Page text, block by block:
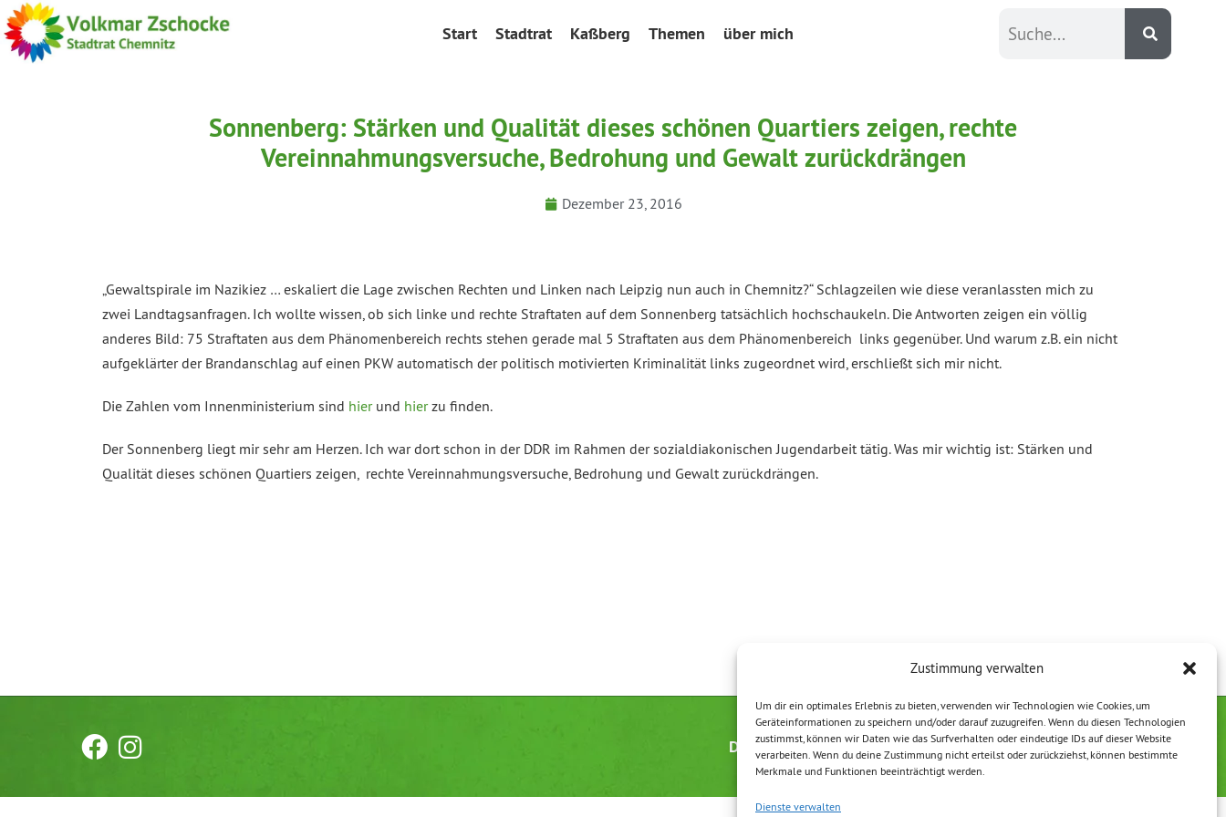
Zustimmung verwalten
Um dir ein optimales Erlebnis zu bieten, verwenden wir Technologien wie Cookies, um
Geräteinformationen zu speichern und/oder darauf zuzugreifen. Wenn du diesen Technologien
zustimmst, können wir Daten wie das Surfverhalten oder eindeutige IDs auf dieser Website
verarbeiten. Wenn du deine Zustimmung nicht erteilst oder zurückziehst, können bestimmte
Merkmale und Funktionen beeinträchtigt werden.
Dienste verwalten
Start Stadtrat Kaßberg Themen über mich
Sonnenberg: Stärken und Qualität dieses schönen Quartiers zeigen, rechte
Vereinnahmungsversuche, Bedrohung und Gewalt zurückdrängen
Dezember 23, 2016
„Gewaltspirale im Nazikiez … eskaliert die Lage zwischen Rechten und Linken nach Leipzig nun auch in Chemnitz?“ Schlagzeilen wie diese veranlassten mich zu
zwei Landtagsanfragen. Ich wollte wissen, ob sich linke und rechte Straftaten auf dem Sonnenberg tatsächlich hochschaukeln. Die Antworten zeigen ein völlig
anderes Bild: 75 Straftaten aus dem Phänomenbereich rechts stehen gerade mal 5 Straftaten aus dem Phänomenbereich links gegenüber. Und warum z.B. ein nicht
aufgeklärter der Brandanschlag auf einen PKW automatisch der politisch motivierten Kriminalität links zugeordnet wird, erschließt sich mir nicht.
Die Zahlen vom Innenministerium sind hierund hierzu finden.
Der Sonnenberg liegt mir sehr am Herzen. Ich war dort schon in der DDR im Rahmen der sozialdiakonischen Jugendarbeit tätig. Was mir wichtig ist: Stärken und
Qualität dieses schönen Quartiers zeigen, rechte Vereinnahmungsversuche, Bedrohung und Gewalt zurückdrängen.
Datenschutzerklärung Impressum